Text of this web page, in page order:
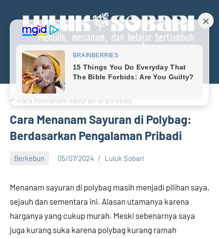
content
Luluk
Sobari
Personal
Blog
Menulis,
menanan,
belajar
Cara Menanam Sayuran di Polybag:
Berdasarkan Pengalaman Pribadi
Berkebun 05/07/2024 Luluk Sobari
Menanam sayuran di polybag masih menjadi pilihan saya,
sejauh dan sementara ini. Alasan utamanya karena
harganya yang cukup murah. Meski sebenarnya saya
juga kurang suka karena polybag kurang ramah